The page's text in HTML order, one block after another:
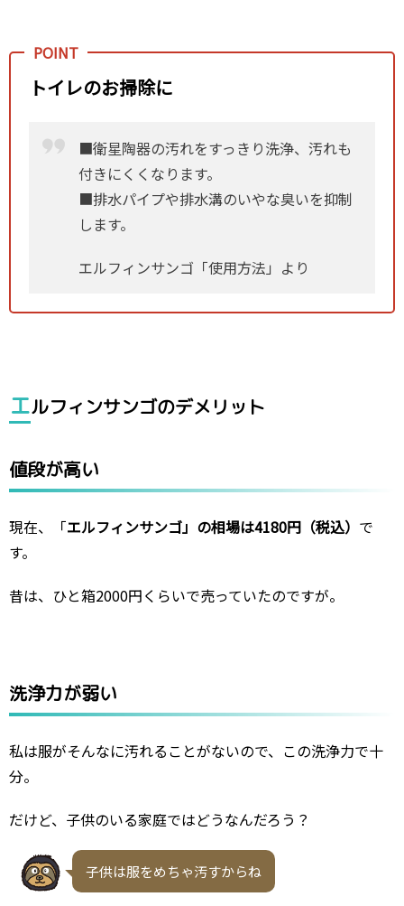
トイレのお掃除に
■衛星陶器の汚れをすっきり洗浄、汚れも
付きにくくなります。
■排水パイプや排水溝のいやな臭いを抑制
します。
エルフィンサンゴ「使用方法」より
エルフィンサンゴのデメリット
値段が高い
現在、「エルフィンサンゴ」の相場は4180円（税込） で
す。
昔は、ひと箱2000円くらいで売っていたのですが。
洗浄力が弱い
私は服がそんなに汚れることがないので、この洗浄力で十
分。
だけど、子供のいる家庭ではどうなんだろう？
子供は服をめちゃ汚すからね